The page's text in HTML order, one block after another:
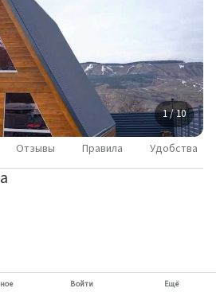
1 / 10
Отзывы Правила Удобства
Войти Ещё